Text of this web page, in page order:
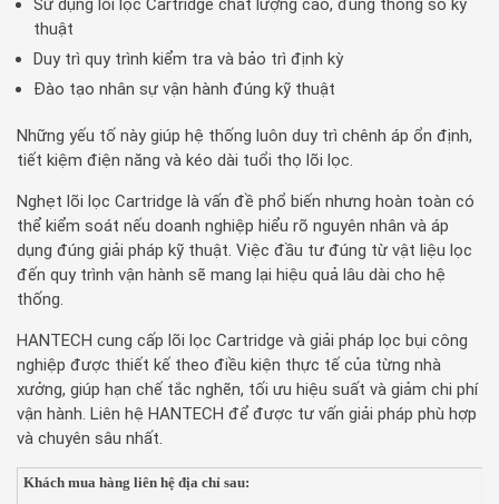
Sử dụng lõi lọc Cartridge chất lượng cao, đúng thông số kỹ
thuật
Duy trì quy trình kiểm tra và bảo trì định kỳ
Đào tạo nhân sự vận hành đúng kỹ thuật
Những yếu tố này giúp hệ thống luôn duy trì chênh áp ổn định,
tiết kiệm điện năng và kéo dài tuổi thọ lõi lọc.
Nghẹt lõi lọc Cartridge là vấn đề phổ biến nhưng hoàn toàn có
thể kiểm soát nếu doanh nghiệp hiểu rõ nguyên nhân và áp
dụng đúng giải pháp kỹ thuật. Việc đầu tư đúng từ vật liệu lọc
đến quy trình vận hành sẽ mang lại hiệu quả lâu dài cho hệ
thống.
HANTECH cung cấp lõi lọc Cartridge và giải pháp lọc bụi công
nghiệp được thiết kế theo điều kiện thực tế của từng nhà
xưởng, giúp hạn chế tắc nghẽn, tối ưu hiệu suất và giảm chi phí
vận hành. Liên hệ HANTECH để được tư vấn giải pháp phù hợp
và chuyên sâu nhất.
Khách mua hàng liên hệ địa chỉ sau: